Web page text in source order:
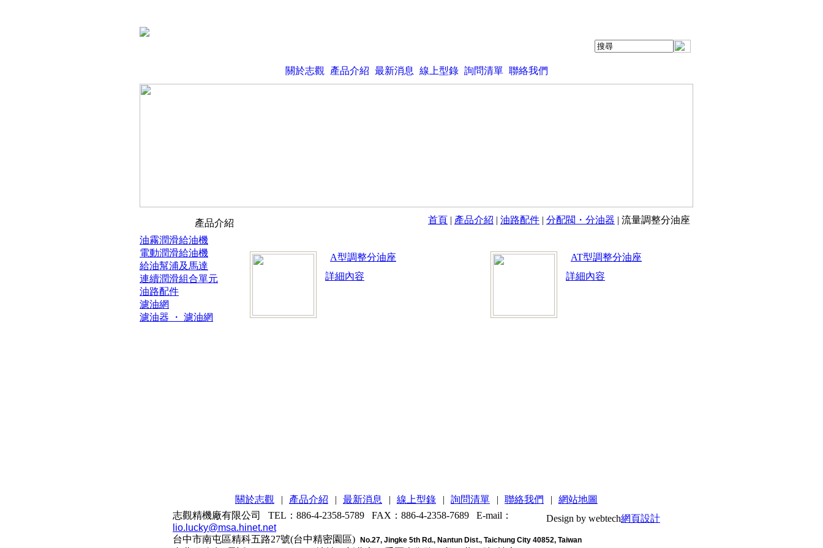
關於志觀 產品介紹 最新消息 線上型錄 詢問清單 聯絡我們
產品介紹 首頁 | 產品介紹 | 油路配件 | 分配閥・分油器 | 流量調整分油座
油霧潤滑給油機
電動潤滑給油機
給油幫浦及馬達
連續潤滑組合單元
油路配件
濾油網
濾油器 ・ 濾油網
A型調整分油座
詳細內容
AT型調整分油座
詳細內容
關於志觀 | 產品介紹 | 最新消息 | 線上型錄 | 詢問清單 | 聯絡我們 |
網站地圖
志觀精機廠有限公司 TEL：886-4-2358-5789 FAX：886-4-2358-7689 E-mail：
lio.lucky@msa.hinet.net
台中市南屯區精科五路27號(台中精密園區)
No.27, Jingke 5th Rd., Nantun Dist., Taichung City 40852, Taiwan
Design by webtech網頁設計